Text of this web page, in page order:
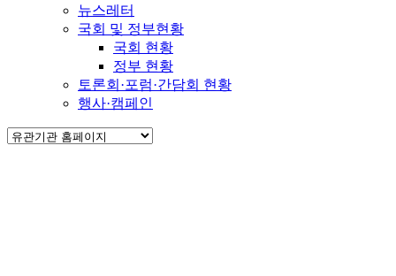
뉴스레터
국회 및 정부현황
국회 현황
정부 현황
토론회·포럼·간담회 현황
행사·캠페인